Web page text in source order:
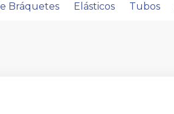
Bráquetes Elásticos Tubos